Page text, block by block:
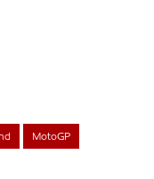
MotoGP